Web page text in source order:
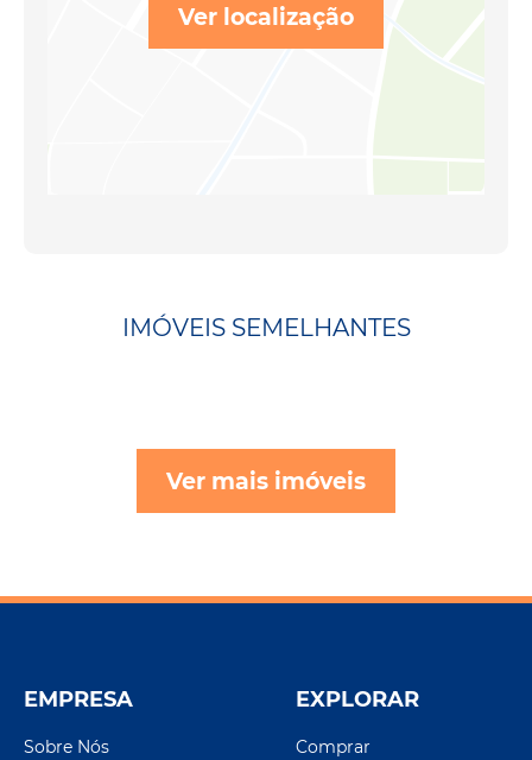
Ver localização
IMÓVEIS SEMELHANTES
Ver mais imóveis
EMPRESA
Sobre Nós
EXPLORAR
Comprar